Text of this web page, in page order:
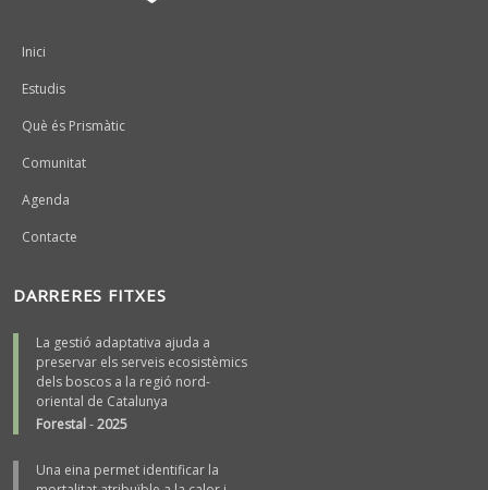
Peu
Inici
Estudis
Què és Prismàtic
Comunitat
Agenda
Contacte
DARRERES FITXES
La gestió adaptativa ajuda a
preservar els serveis ecosistèmics
dels boscos a la regió nord-
oriental de Catalunya
Forestal-2025
Una eina permet identificar la